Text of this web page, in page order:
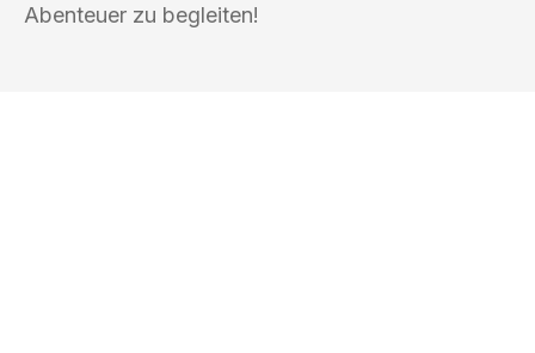
Abenteuer zu begleiten!